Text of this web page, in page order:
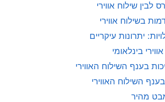
לבין שילוח אווירי
בשילוח אווירי
יתרונות עיקריים
בינלאומי
בענף השילוח האווירי
השילוח האווירי
מהיר